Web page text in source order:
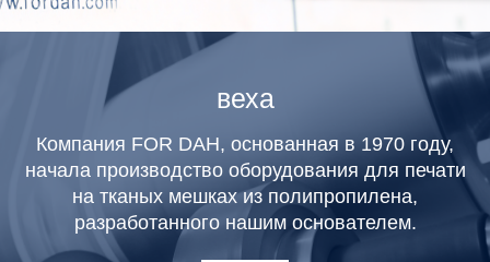
веха
Компания FOR DAH, основанная в 1970 году,
начала производство оборудования для печати
на тканых мешках из полипропилена,
разработанного нашим основателем.